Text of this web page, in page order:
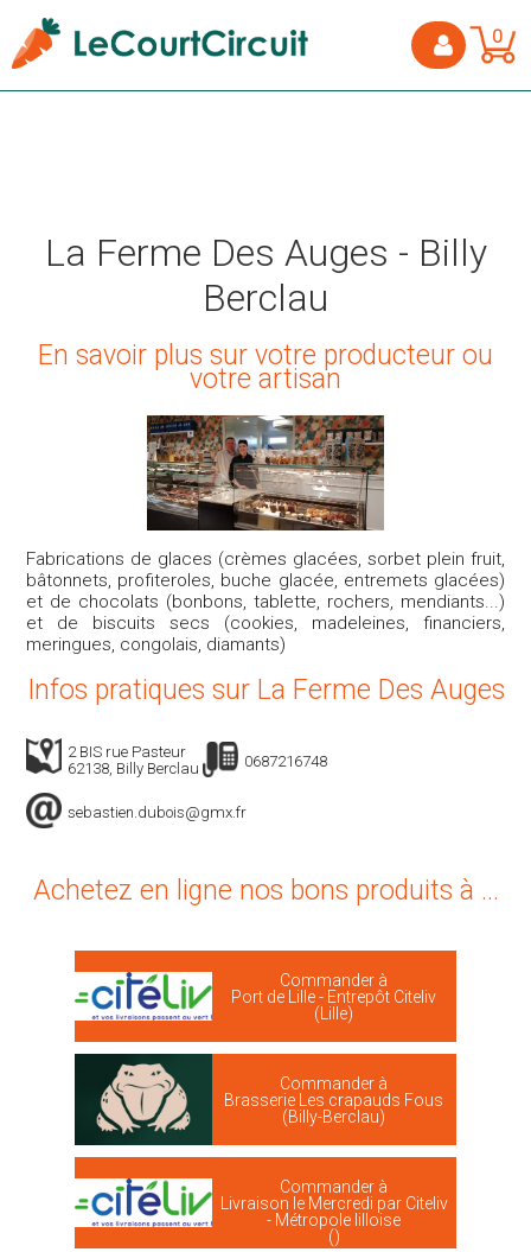
0
La Ferme Des Auges - Billy
Berclau
En savoir plus sur votre producteur ou
votre artisan
Fabrications de glaces (crèmes glacées, sorbet plein fruit,
bâtonnets, profiteroles, buche glacée, entremets glacées)
et de chocolats (bonbons, tablette, rochers, mendiants...)
et de biscuits secs (cookies, madeleines, financiers,
meringues, congolais, diamants)
Infos pratiques sur La Ferme Des Auges
2 BIS rue Pasteur
62138, Billy Berclau
0687216748
sebastien.dubois@gmx.fr
Achetez en ligne nos bons produits à ...
Commander à
Port de Lille - Entrepôt Citeliv
(Lille)
Commander à
Brasserie Les crapauds Fous
(Billy-Berclau)
Commander à
Livraison le Mercredi par Citeliv
- Métropole lilloise
()